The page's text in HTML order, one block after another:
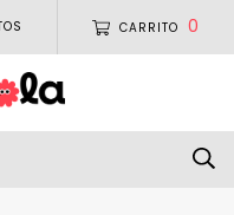
CARRITO 0